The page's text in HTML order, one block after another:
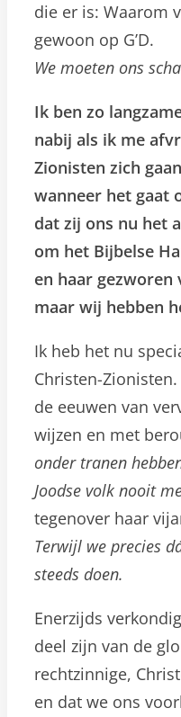
die er is: Waarom
gewoon op G’D.
We moeten ons
Ik ben zo
nabij als ik me
Zionisten zich
wanneer het gaat
dat zij ons nu het
om het Bijbelse
en haar
maar wij hebben
Ik heb het nu
Christen-
de eeuwen van
wijzen en met
onder tranen
Joodse volk nooit
tegenover haar
Terwijl we precies
steeds doen.
Enerzijds
deel zijn van de
rechtzinnige,
en dat we ons